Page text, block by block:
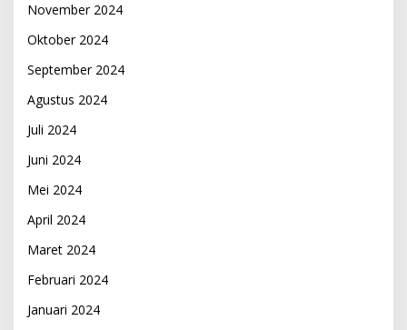
November 2024
Oktober 2024
September 2024
Agustus 2024
Juli 2024
Juni 2024
Mei 2024
April 2024
Maret 2024
Februari 2024
Januari 2024